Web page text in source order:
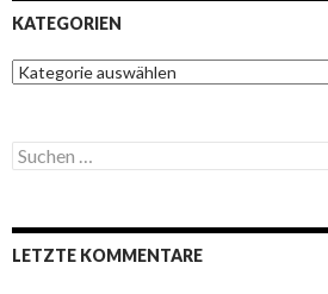
KATEGORIEN
K
a
g
o
n
S
u
e
n
LETZTE KOMMENTARE